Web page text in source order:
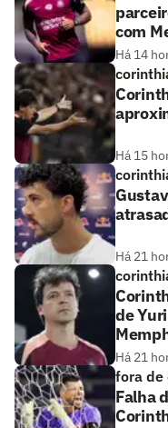
com
Há 14
Há 15
Há 21
de
Há 21
fora de
Falha